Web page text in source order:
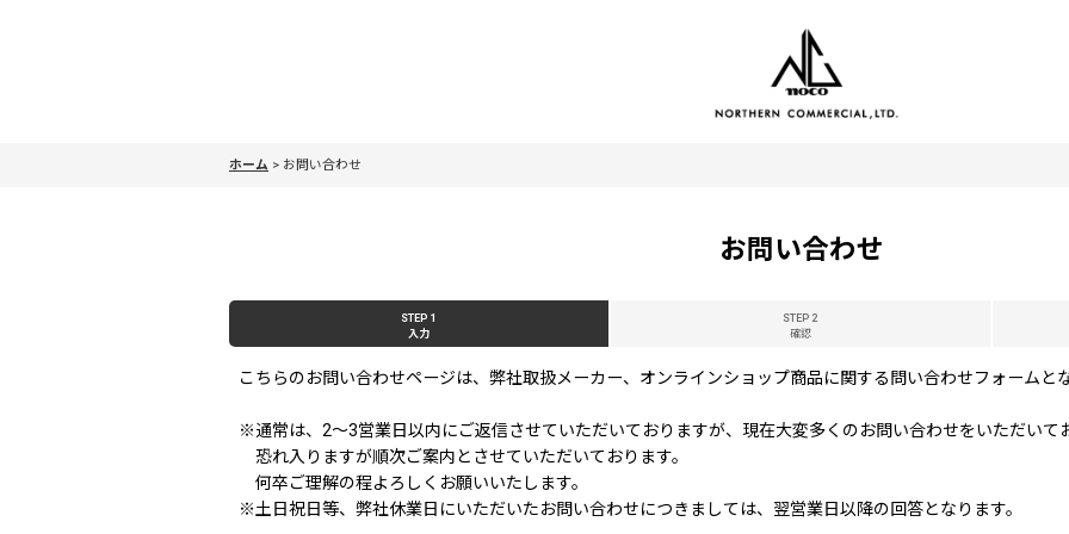
ホーム > お問い合わせ
お問い合わせ
STEP 1
入力
STEP 2
確認
こちらのお問い合わせページは、弊社取扱メーカー、オンラインショップ商品に関する問い合わせフォームとな
※通常は、2〜3営業日以内にご返信させていただいておりますが、現在大変多くのお問い合わせをいただいて
恐れ入りますが順次ご案内とさせていただいております。
何卒ご理解の程よろしくお願いいたします。
※土日祝日等、弊社休業日にいただいたお問い合わせにつきましては、翌営業日以降の回答となります。